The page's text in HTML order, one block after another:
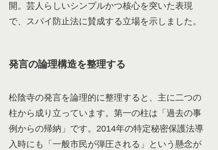
開。芸人らしいシンプルかつ核心を突いた表現
で、スパイ防止法に賛成する立場を示しました。
発言の論理構造を整理する
松陰寺の発言を論理的に整理すると、主に二つの
柱から成り立っています。第一の柱は「過去の事
例からの帰納」です。2014年の特定秘密保護法導
入時にも「一般市民が弾圧される」という懸念が